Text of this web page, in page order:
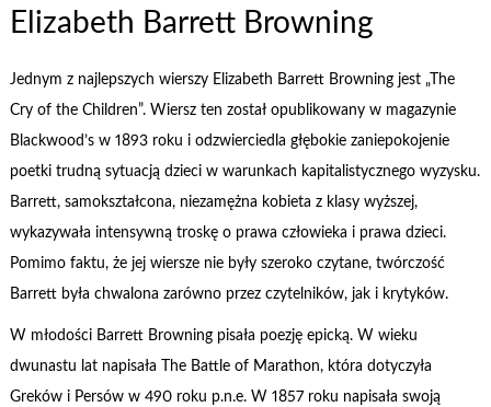
Elizabeth Barrett Browning
Jednym z najlepszych wierszy Elizabeth Barrett Browning jest „The
Cry of the Children”. Wiersz ten został opublikowany w magazynie
Blackwood’s w 1893 roku i odzwierciedla głębokie zaniepokojenie
poetki trudną sytuacją dzieci w warunkach kapitalistycznego wyzysku.
Barrett, samokształcona, niezamężna kobieta z klasy wyższej,
wykazywała intensywną troskę o prawa człowieka i prawa dzieci.
Pomimo faktu, że jej wiersze nie były szeroko czytane, twórczość
Barrett była chwalona zarówno przez czytelników, jak i krytyków.
W młodości Barrett Browning pisała poezję epicką. W wieku
dwunastu lat napisała The Battle of Marathon, która dotyczyła
Greków i Persów w 490 roku p.n.e. W 1857 roku napisała swoją